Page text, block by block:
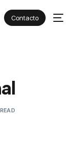
Contacto